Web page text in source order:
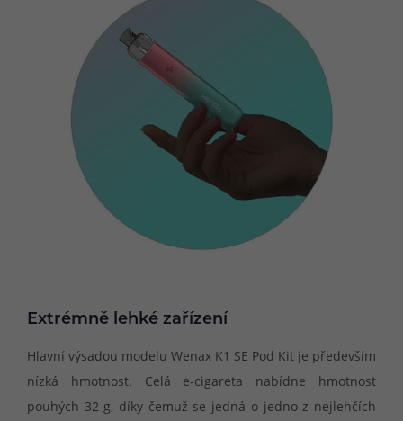
Extrémně lehké zařízení
Hlavní výsadou modelu Wenax K1 SE Pod Kit je především
nízká hmotnost. Celá e-cigareta nabídne hmotnost
pouhých 32 g, díky čemuž se jedná o jedno z nejlehčích